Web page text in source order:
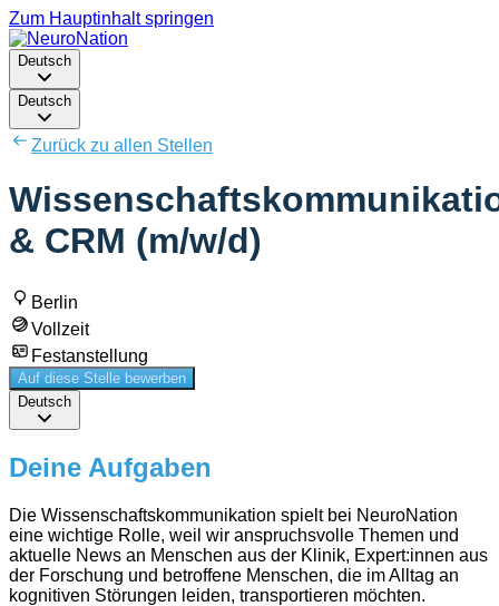
Zum Hauptinhalt springen
Deutsch
Deutsch
Zurück zu allen Stellen
& CRM (m/w/d)
Berlin
Vollzeit
Festanstellung
Auf diese Stelle bewerben
Deutsch
Deine Aufgaben
Die Wissenschaftskommunikation spielt bei NeuroNation
eine wichtige Rolle, weil wir anspruchsvolle Themen und
aktuelle News an Menschen aus der Klinik, Expert:innen aus
der Forschung und betroffene Menschen, die im Alltag an
kognitiven Störungen leiden, transportieren möchten.